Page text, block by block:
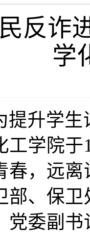
反诈
学
提升学生
工学院于
春，远离
部、 保卫
党委副书